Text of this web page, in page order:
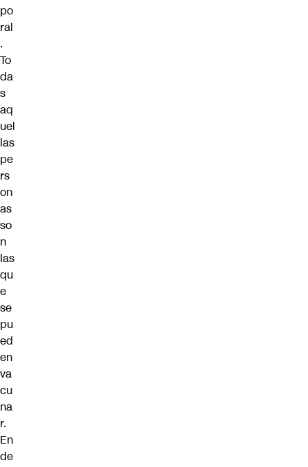
po
ral
.
To
da
s
aq
uel
las
pe
rs
on
as
so
n
las
qu
e
se
pu
ed
en
va
cu
na
r.
En
de